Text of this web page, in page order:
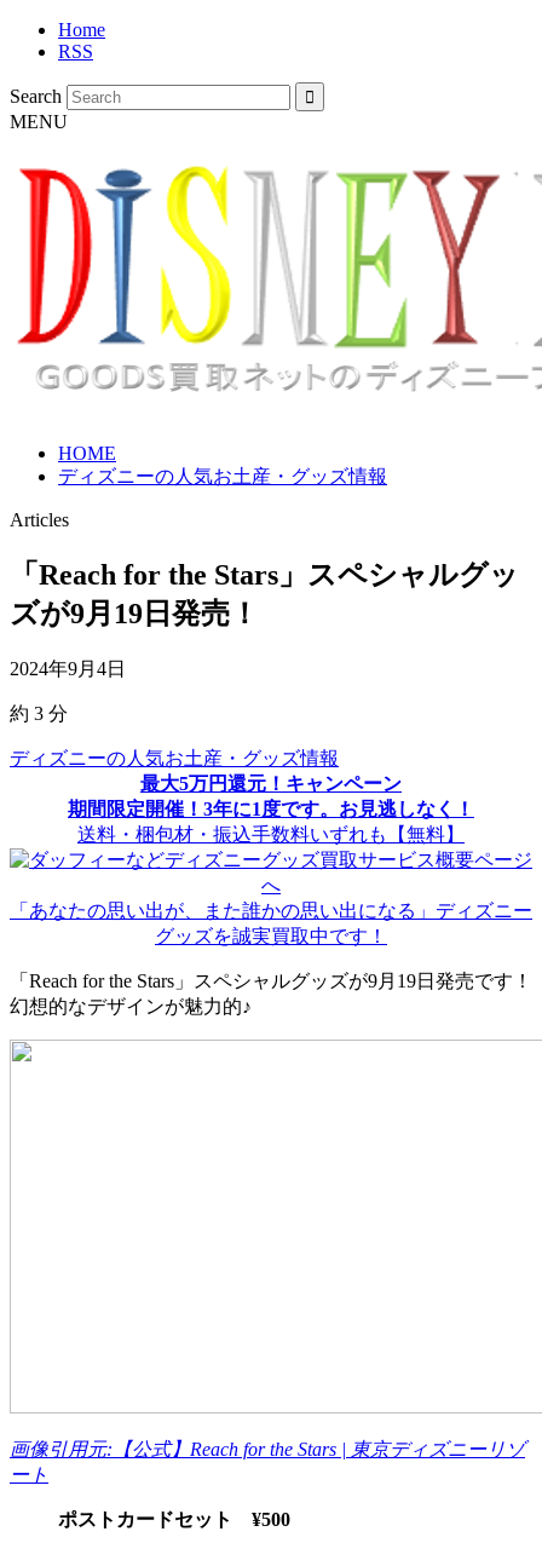
Home
RSS
Search
MENU
HOME
ディズニーの人気お土産・グッズ情報
Articles
「Reach for the Stars」スペシャルグッ
ズが9月19日発売！
2024年9月4日
約 3 分
ディズニーの人気お土産・グッズ情報
最大5万円還元！キャンペーン
期間限定開催！3年に1度です。お見逃しなく！
送料・梱包材・振込手数料いずれも【無料】
「あなたの思い出が、また誰かの思い出になる」ディズニー
グッズを誠実買取中です！
「Reach for the Stars」スペシャルグッズが9月19日発売です！
幻想的なデザインが魅力的♪
画像引用元:【公式】Reach for the Stars | 東京ディズニーリゾ
ート
ポストカードセット ¥500